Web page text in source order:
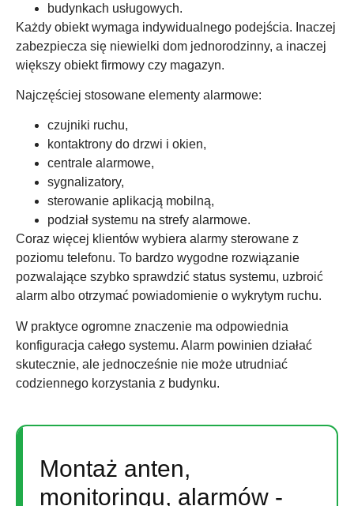
budynkach usługowych.
Każdy obiekt wymaga indywidualnego podejścia. Inaczej
zabezpiecza się niewielki dom jednorodzinny, a inaczej
większy obiekt firmowy czy magazyn.
Najczęściej stosowane elementy alarmowe:
czujniki ruchu,
kontaktrony do drzwi i okien,
centrale alarmowe,
sygnalizatory,
sterowanie aplikacją mobilną,
podział systemu na strefy alarmowe.
Coraz więcej klientów wybiera alarmy sterowane z
poziomu telefonu. To bardzo wygodne rozwiązanie
pozwalające szybko sprawdzić status systemu, uzbroić
alarm albo otrzymać powiadomienie o wykrytym ruchu.
W praktyce ogromne znaczenie ma odpowiednia
konfiguracja całego systemu. Alarm powinien działać
skutecznie, ale jednocześnie nie może utrudniać
codziennego korzystania z budynku.
Montaż anten,
monitoringu, alarmów -